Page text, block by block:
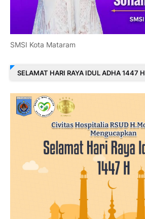
SMSI Kota Mataram
SELAMAT HARI RAYA IDUL ADHA 1447 H